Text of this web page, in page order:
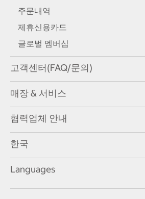
주문내역
제휴신용카드
글로벌 멤버십
고객센터(FAQ/문의)
매장 & 서비스
협력업체 안내
한국
Languages